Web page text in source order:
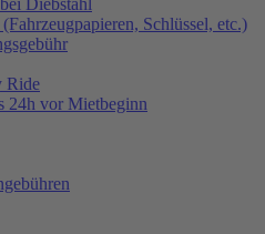
Schlüssel, etc.)
Ride
24h vor Mietbeginn